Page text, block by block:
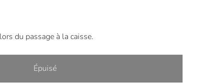
du passage à la caisse.
Épuisé